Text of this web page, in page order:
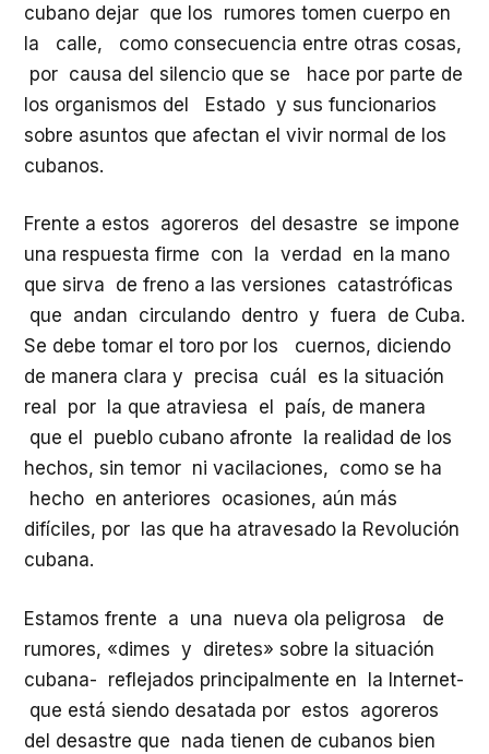
cubano dejar que los rumores tomen cuerpo en
la calle, como consecuencia entre otras cosas,
por causa del silencio que se hace por parte de
los organismos del Estado y sus funcionarios
sobre asuntos que afectan el vivir normal de los
cubanos.
Frente a estos agoreros del desastre se impone
una respuesta firme con la verdad en la mano
que sirva de freno a las versiones catastróficas
que andan circulando dentro y fuera de Cuba.
Se debe tomar el toro por los cuernos, diciendo
de manera clara y precisa cuál es la situación
real por la que atraviesa el país, de manera
que el pueblo cubano afronte la realidad de los
hechos, sin temor ni vacilaciones, como se ha
hecho en anteriores ocasiones, aún más
difíciles, por las que ha atravesado la Revolución
cubana.
Estamos frente a una nueva ola peligrosa de
rumores, «dimes y diretes» sobre la situación
cubana- reflejados principalmente en la Internet-
que está siendo desatada por estos agoreros
del desastre que nada tienen de cubanos bien